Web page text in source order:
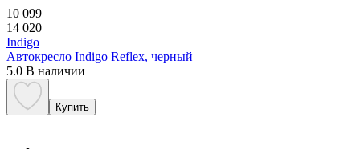
10 099
14 020
Indigo
Автокресло Indigo Reflex, черный
5.0 В наличии
Купить